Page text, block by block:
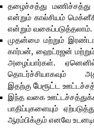
தழைச்சத்து
என்றும் கால்சியம்
என்றும் வகைப்படுத்தலாம்.
முதன்மை மற்றும்
கார்பன், ஹைட்ரஜன்
அழைப்பார்கள்.
இதற்குபேரூட்ட
இந்த வகை
பாதிப்புகளையும்
ஆரம்பிக்கும் எனவே